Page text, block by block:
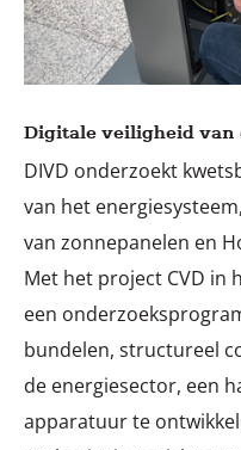
Digitale veiligheid van
DIVD onderzoekt
van het
van zonnepanelen en
Met het project CVD in
een
bundelen, structureel
de energiesector, een
apparatuur te